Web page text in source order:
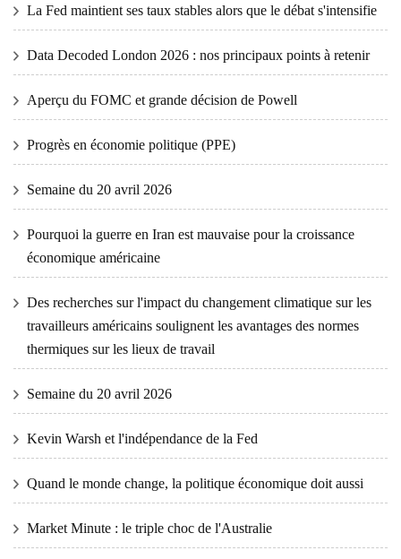
La Fed maintient ses taux stables alors que le débat s'intensifie
Data Decoded London 2026 : nos principaux points à retenir
Aperçu du FOMC et grande décision de Powell
Progrès en économie politique (PPE)
Semaine du 20 avril 2026
Pourquoi la guerre en Iran est mauvaise pour la croissance
économique américaine
Des recherches sur l'impact du changement climatique sur les
travailleurs américains soulignent les avantages des normes
thermiques sur les lieux de travail
Semaine du 20 avril 2026
Kevin Warsh et l'indépendance de la Fed
Quand le monde change, la politique économique doit aussi
Market Minute : le triple choc de l'Australie